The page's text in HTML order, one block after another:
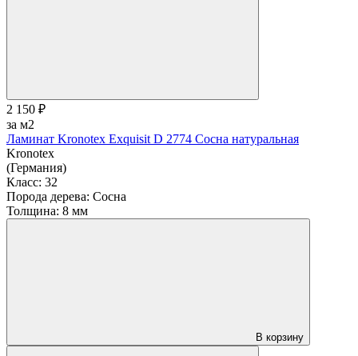
2 150 ₽
за м2
Ламинат Kronotex Exquisit D 2774 Сосна натуральная
Kronotex
(Германия)
Класс: 32
Порода дерева: Сосна
Толщина: 8 мм
В корзину